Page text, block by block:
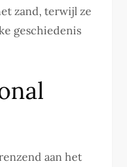
zand, terwijl ze
geschiedenis
aan het